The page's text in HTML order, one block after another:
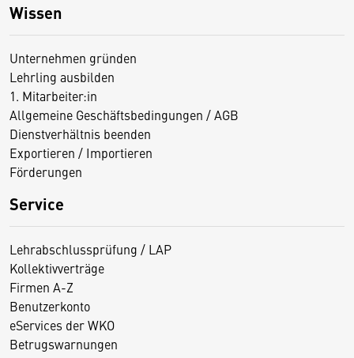
Wissen
Unternehmen gründen
Lehrling ausbilden
1. Mitarbeiter:in
Allgemeine Geschäftsbedingungen / AGB
Dienstverhältnis beenden
Exportieren / Importieren
Förderungen
Service
Lehrabschlussprüfung / LAP
Kollektivverträge
Firmen A-Z
Benutzerkonto
eServices der WKO
Betrugswarnungen